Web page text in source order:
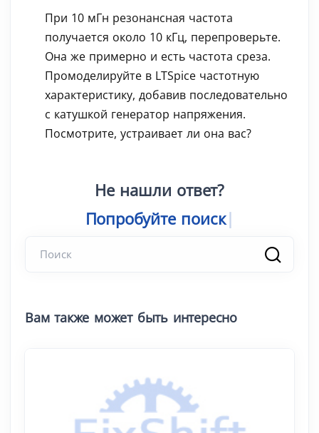
При 10 мГн резонансная частота
получается около 10 кГц, перепроверьте.
Она же примерно и есть частота среза.
Промоделируйте в LTSpice частотную
характеристику, добавив последовательно
с катушкой генератор напряжения.
Посмотрите, устраивает ли она вас?
Не нашли ответ?
Попробуйте поиск|
Вам также может быть интересно